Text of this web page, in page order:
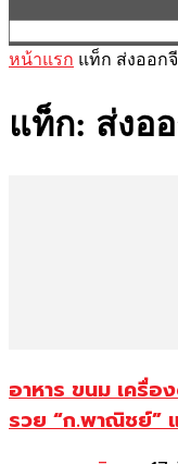
หน้าแรก แท็ก ส่งออก
แท็ก: ส่งอ
อาหาร ขนม เครื่อ
รวย “ก.พาณิชย์”